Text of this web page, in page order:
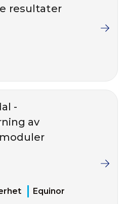
resultater
-
av
Equinor